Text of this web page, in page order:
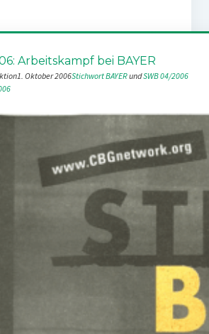
Arbeitskampf bei BAYER
1. Oktober 2006Stichwort BAYER und SWB 04/2006